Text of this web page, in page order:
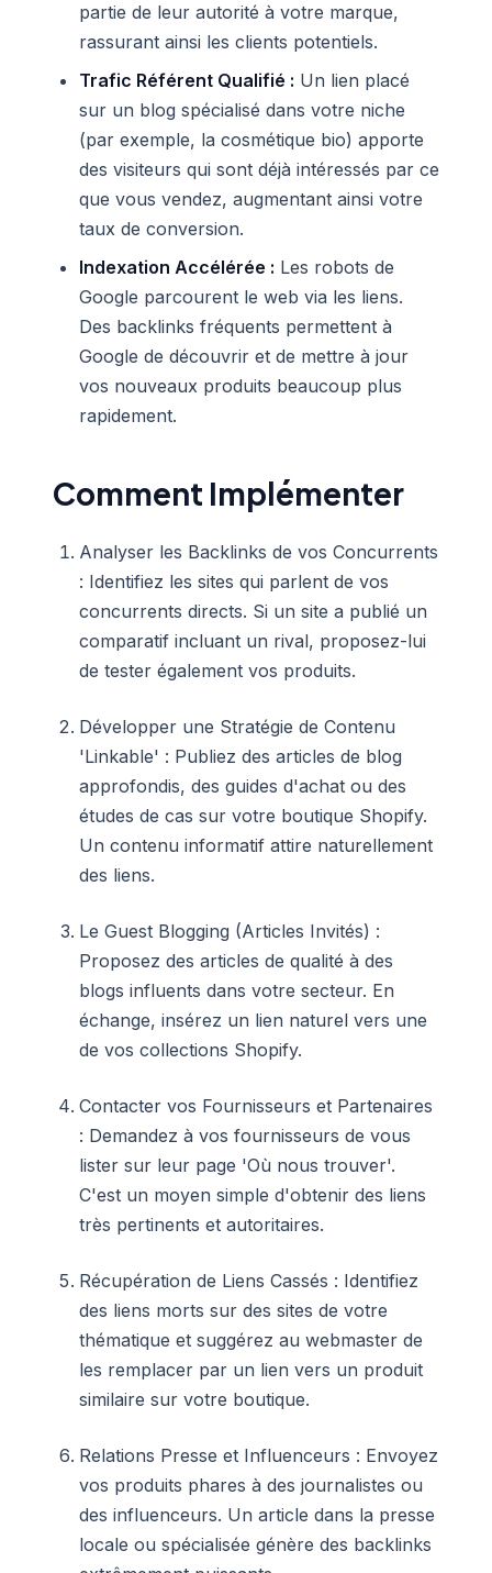
partie de leur autorité à votre marque,
rassurant ainsi les clients potentiels.
Trafic Référent Qualifié : Un lien placé
sur un blog spécialisé dans votre niche
(par exemple, la cosmétique bio) apporte
des visiteurs qui sont déjà intéressés par ce
que vous vendez, augmentant ainsi votre
taux de conversion.
Indexation Accélérée : Les robots de
Google parcourent le web via les liens.
Des backlinks fréquents permettent à
Google de découvrir et de mettre à jour
vos nouveaux produits beaucoup plus
rapidement.
Comment Implémenter
Analyser les Backlinks de vos Concurrents
: Identifiez les sites qui parlent de vos
concurrents directs. Si un site a publié un
comparatif incluant un rival, proposez-lui
de tester également vos produits.
Développer une Stratégie de Contenu
'Linkable' : Publiez des articles de blog
approfondis, des guides d'achat ou des
études de cas sur votre boutique Shopify.
Un contenu informatif attire naturellement
des liens.
Le Guest Blogging (Articles Invités) :
Proposez des articles de qualité à des
blogs influents dans votre secteur. En
échange, insérez un lien naturel vers une
de vos collections Shopify.
Contacter vos Fournisseurs et Partenaires
: Demandez à vos fournisseurs de vous
lister sur leur page 'Où nous trouver'.
C'est un moyen simple d'obtenir des liens
très pertinents et autoritaires.
Récupération de Liens Cassés : Identifiez
des liens morts sur des sites de votre
thématique et suggérez au webmaster de
les remplacer par un lien vers un produit
similaire sur votre boutique.
Relations Presse et Influenceurs : Envoyez
vos produits phares à des journalistes ou
des influenceurs. Un article dans la presse
locale ou spécialisée génère des backlinks